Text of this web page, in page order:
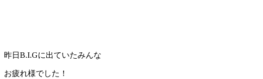
昨日B.I.Gに出ていたみんな
お疲れ様でした！